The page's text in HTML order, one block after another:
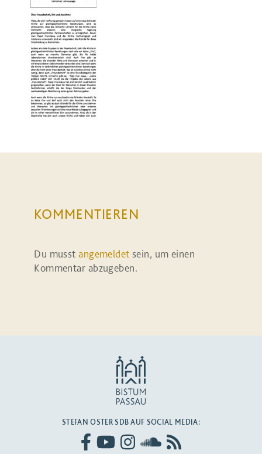
KOMMENTIEREN
Du musstangemeldet sein, um einen
Kommentar abzugeben.
STEFAN OSTER SDB AUF SOCIAL MEDIA: